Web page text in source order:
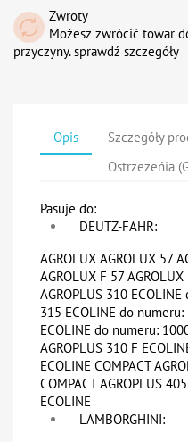
Zwroty
Możesz zwrócić towar
przyczyny. sprawdź szczegóły
Opis
Szczegóły
Ostrzeżeńia
Pasuje do:
DEUTZ-FAHR:
AGROLUX AGROLUX 57
AGROLUX F 57
AGROPLUS 310
315 ECOLINE do
ECOLINE do numeru:
AGROPLUS 310 F
ECOLINE COMPACT
COMPACT AGROPLUS
ECOLINE
LAMBORGHINI: